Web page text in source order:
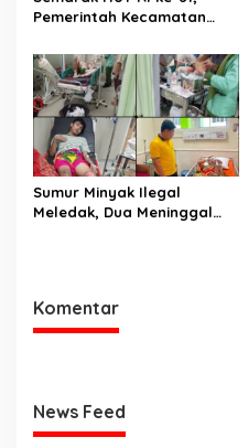
Pemerintah Kecamatan
Lomba
Sumur Minyak Ilegal
Meledak, Dua Meninggal
Komentar
News Feed